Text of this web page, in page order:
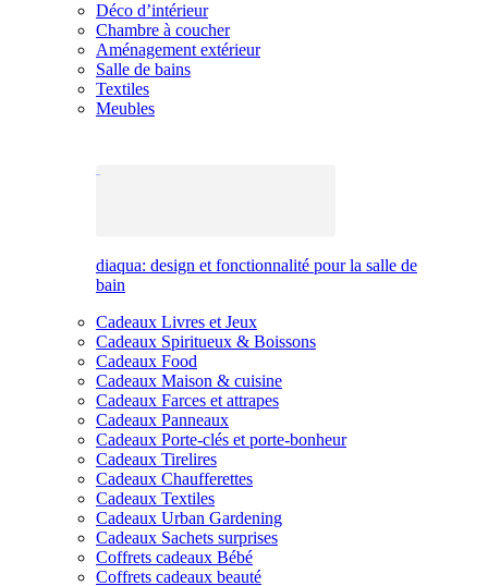
Déco d’intérieur
Chambre à coucher
Aménagement extérieur
Salle de bains
Textiles
Meubles
diaqua: design et fonctionnalité pour la salle de
bain
Cadeaux Livres et Jeux
Cadeaux Spiritueux & Boissons
Cadeaux Food
Cadeaux Maison & cuisine
Cadeaux Farces et attrapes
Cadeaux Panneaux
Cadeaux Porte-clés et porte-bonheur
Cadeaux Tirelires
Cadeaux Chaufferettes
Cadeaux Textiles
Cadeaux Urban Gardening
Cadeaux Sachets surprises
Coffrets cadeaux Bébé
Coffrets cadeaux beauté